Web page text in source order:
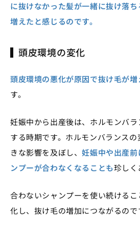
に抜けなかった髪が一緒に抜け落
増えたと感じるのです。
頭皮環境の変化
頭皮環境の悪化が原因で抜け毛が増
す。
妊娠中から出産後は、ホルモンバ
する時期です。ホルモンバランス
きな影響を及ぼし、妊娠中や出産前
ンプーが合わなくなることも珍しく
合わないシャンプーを使い続ける
化し、抜け毛の増加につながるので